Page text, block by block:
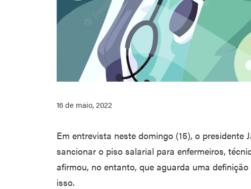
16 de maio, 2022
Em entrevista neste domingo (15), o presidente
sancionar o piso salarial para enfermeiros,
afirmou, no entanto, que aguarda uma
isso.